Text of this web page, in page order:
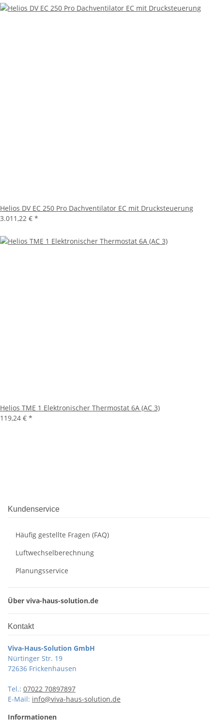
Helios DV EC 250 Pro Dachventilator EC mit Drucksteuerung
3.011,22 € *
Helios TME 1 Elektronischer Thermostat 6A (AC 3)
119,24 € *
Kundenservice
Häufig gestellte Fragen (FAQ)
Luftwechselberechnung
Planungsservice
Über viva-haus-solution.de
Kontakt
Viva-Haus-Solution GmbH
Nürtinger Str. 19
72636 Frickenhausen
Tel.: 07022 70897897
E-Mail: info@viva-haus-solution.de
Informationen